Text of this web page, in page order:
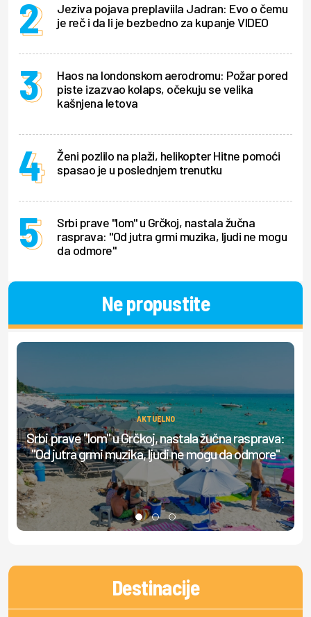
Jeziva pojava preplaviila Jadran: Evo o čemu
je reč i da li je bezbedno za kupanje VIDEO
Haos na londonskom aerodromu: Požar pored
piste izazvao kolaps, očekuju se velika
kašnjena letova
Ženi pozlilo na plaži, helikopter Hitne pomoći
spasao je u poslednjem trenutku
Srbi prave "lom" u Grčkoj, nastala žučna
rasprava: "Od jutra grmi muzika, ljudi ne mogu
da odmore"
Ne propustite
AKTUELNO
Srbi prave "lom" u Grčkoj, nastala žučna rasprava:
"Od jutra grmi muzika, ljudi ne mogu da odmore"
Destinacije